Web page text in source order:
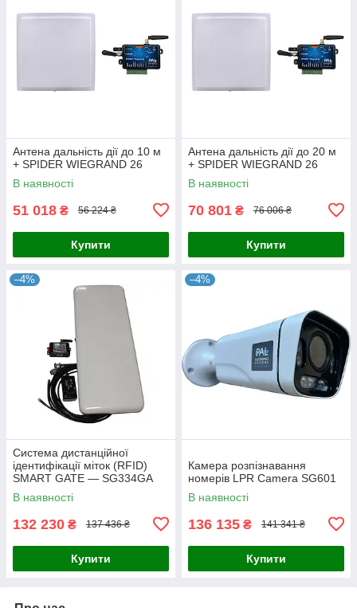
Антена дальність дії до 10 м
+ SPIDER WIEGRAND 26
В наявності
51 018 ₴ 56 224 ₴
Купити
Антена дальність дії до 20 м
+ SPIDER WIEGRAND 26
В наявності
70 801 ₴ 76 006 ₴
Купити
–4%
Система дистанційної
ідентифікації міток (RFID)
SMART GATE — SG334GA
В наявності
132 230 ₴ 137 436 ₴
Купити
–4%
Камера розпізнавання
номерів LPR Camera SG601
В наявності
136 135 ₴ 141 341 ₴
Купити